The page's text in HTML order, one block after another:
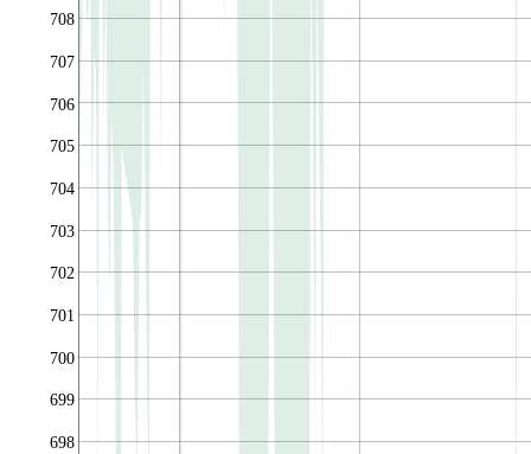
698
699
700
701
702
703
704
705
706
707
708